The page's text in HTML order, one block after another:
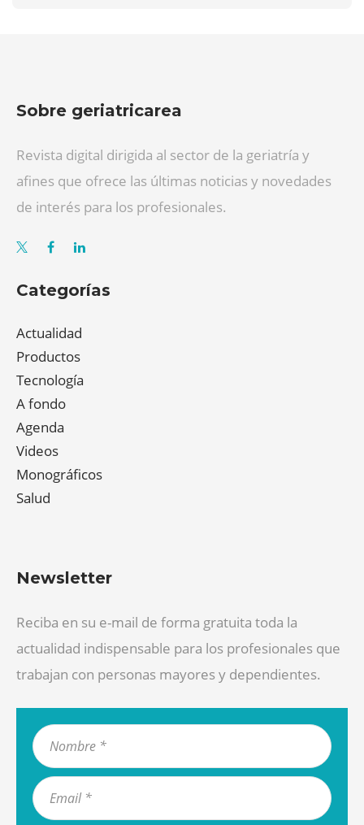
Sobre geriatricarea
Revista digital dirigida al sector de la geriatría y
afines que ofrece las últimas noticias y novedades
de interés para los profesionales.
Categorías
Actualidad
Productos
Tecnología
A fondo
Agenda
Videos
Monográficos
Salud
Newsletter
Reciba en su e-mail de forma gratuita toda la
actualidad indispensable para los profesionales que
trabajan con personas mayores y dependientes.